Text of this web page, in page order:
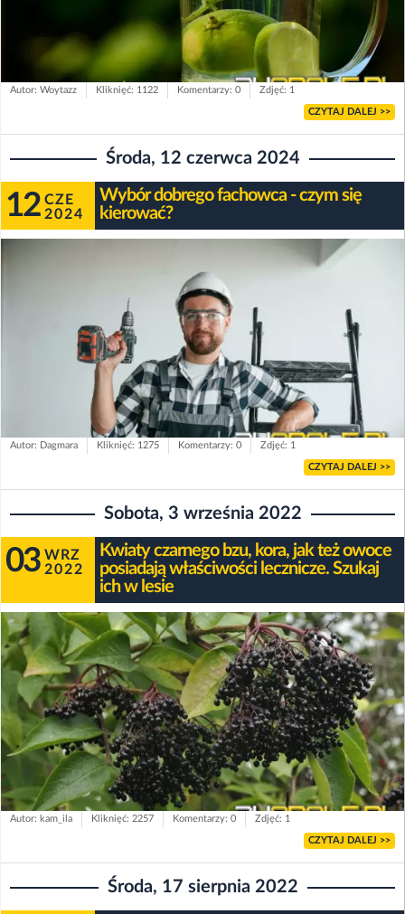
Autor: Woytazz Kliknięć: 1122 Komentarzy: 0 Zdjęć: 1
CZYTAJ DALEJ >>
Środa, 12 czerwca 2024
12 CZE
2024
Wybór dobrego fachowca - czym się
kierować?
Autor: Dagmara Kliknięć: 1275 Komentarzy: 0 Zdjęć: 1
CZYTAJ DALEJ >>
Sobota, 3 września 2022
03 WRZ
2022
Kwiaty czarnego bzu, kora, jak też owoce
posiadają właściwości lecznicze. Szukaj
ich w lesie
Autor: kam_ila Kliknięć: 2257 Komentarzy: 0 Zdjęć: 1
CZYTAJ DALEJ >>
Środa, 17 sierpnia 2022